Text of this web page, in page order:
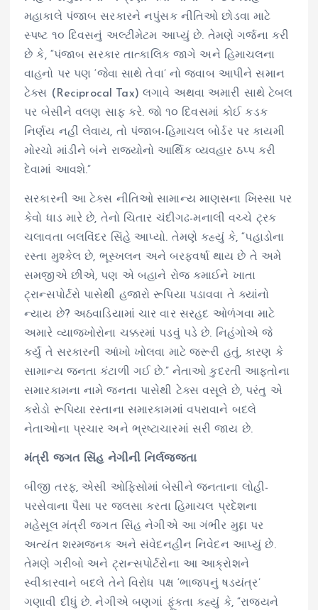
મહાકાલે પંજાબ સરકારને નપુંસક નીતિઓ છોડવા માટે
સ્પષ્ટ ૧૦ દિવસનું અલ્ટીમેટમ આપ્યું છે. તેમણે ગર્જના કરી
છે કે, “પંજાબ સરકાર તાત્કાલિક જાગે અને હિમાચલના
વાહનો પર પણ ‘જેવા સાથે તેવા’ નો જવાબ આપીને સમાન
ટેક્સ (Reciprocal Tax) લગાવે અથવા અમારી સાથે ટેબલ
પર બેસીને વલણ સાફ કરે. જો ૧૦ દિવસમાં કોઈ કડક
નિર્ણય નહીં લેવાય, તો પંજાબ-હિમાચલ બોર્ડર પર કાયમી
મોરચો માંડીને બંને રાજ્યોનો આર્થિક વ્યવહાર ઠપ્પ કરી
દેવામાં આવશે.”
સરકારની આ ટેક્સ નીતિઓ સામાન્ય માણસના ખિસ્સા પર
કેવો ધાડ મારે છે, તેનો ચિતાર ચંદીગઢ-મનાલી વચ્ચે ટ્રક
ચલાવતા બલવિંદર સિંહે આપ્યો. તેમણે કહ્યું કે, “પહાડોના
રસ્તા મુશ્કેલ છે, ભૂસ્ખલન અને બરફવર્ષા થાય છે તે અમે
સમજીએ છીએ, પણ એ બહાને રોજ કમાઈને ખાતા
ટ્રાન્સપોર્ટરો પાસેથી હજારો રૂપિયા પડાવવા તે ક્યાંનો
ન્યાય છે? અઠવાડિયામાં ચાર વાર સરહદ ઓળંગવા માટે
અમારે વ્યાજખોરોના ચક્કરમાં પડવું પડે છે. નિહંગોએ જે
કર્યું તે સરકારની આંખો ખોલવા માટે જરૂરી હતું, કારણ કે
સામાન્ય જનતા કંટાળી ગઈ છે.” નેતાઓ કુદરતી આફતોના
સમારકામના નામે જનતા પાસેથી ટેક્સ વસૂલે છે, પરંતુ એ
કરોડો રૂપિયા રસ્તાના સમારકામમાં વપરાવાને બદલે
નેતાઓના પ્રચાર અને ભ્રષ્ટાચારમાં સરી જાય છે.
મંત્રી જગત સિંહ નેગીની નિર્લજ્જતા
બીજી તરફ, એસી ઓફિસોમાં બેસીને જનતાના લોહી-
પરસેવાના પૈસા પર જલસા કરતા હિમાચલ પ્રદેશના
મહેસૂલ મંત્રી જગત સિંહ નેગીએ આ ગંભીર મુદ્દા પર
અત્યંત શરમજનક અને સંવેદનહીન નિવેદન આપ્યું છે.
તેમણે ગરીબો અને ટ્રાન્સપોર્ટરોના આ આક્રોશને
સ્વીકારવાને બદલે તેને વિરોધ પક્ષ ‘ભાજપનું ષડયંત્ર’
ગણાવી દીધું છે. નેગીએ બણગાં ફૂંકતા કહ્યું કે, “રાજ્યને